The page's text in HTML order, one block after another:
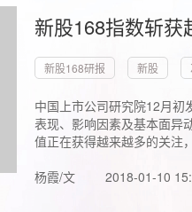
新股168指数斩
新股168研报 新股
中国上市公司研究院12月初
表现、影响因素及基本面异
值正在获得越来越多的关注
杨霞/文
2018-01-10